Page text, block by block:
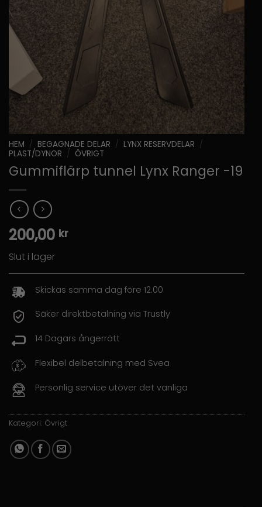
HEM / BEGAGNADE DELAR / LYNX RESERVDELAR /
PLAST/DYNOR / ÖVRIGT
Gummiflärp tunnel Lynx Ranger -19
200,00 kr
Slut i lager
Skickas samma dag före 12.00
Säker direktbetalning via Trustly
14 Dagars ångerrätt
Flexibel delbetalning med Svea
Personlig service utöver det vanliga
Kategori: Övrigt